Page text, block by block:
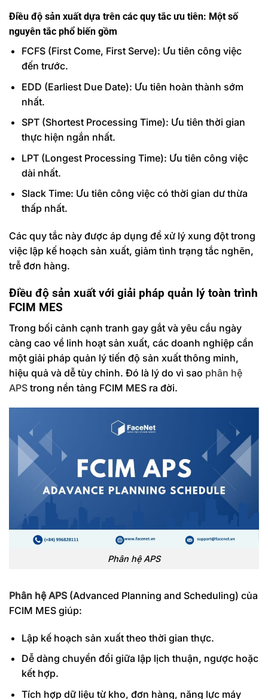
Điều độ sản xuất dựa trên các quy tắc ưu tiên: Một số
nguyên tắc phổ biến gồm
FCFS (First Come, First Serve): Ưu tiên công việc
đến trước.
EDD (Earliest Due Date): Ưu tiên hoàn thành sớm
nhất.
SPT (Shortest Processing Time): Ưu tiên thời gian
thực hiện ngắn nhất.
LPT (Longest Processing Time): Ưu tiên công việc
dài nhất.
Slack Time: Ưu tiên công việc có thời gian dư thừa
thấp nhất.
Các quy tắc này được áp dụng để xử lý xung đột trong
việc lập kế hoạch sản xuất, giảm tình trạng tắc nghẽn,
trễ đơn hàng.
Điều độ sản xuất với giải pháp quản lý toàn trình
FCIM MES
Trong bối cảnh cạnh tranh gay gắt và yêu cầu ngày
càng cao về linh hoạt sản xuất, các doanh nghiệp cần
một giải pháp quản lý tiến độ sản xuất thông minh,
hiệu quả và dễ tùy chỉnh. Đó là lý do vì sao phân hệ
APS trong nền tảng FCIM MES ra đời.
Phân hệ APS
Phân hệ APS(Advanced Planning and Scheduling) của
FCIM MES giúp:
Lập kế hoạch sản xuất theo thời gian thực.
Dễ dàng chuyển đổi giữa lập lịch thuận, ngược hoặc
kết hợp.
Tích hợp dữ liệu từ kho, đơn hàng, năng lực máy